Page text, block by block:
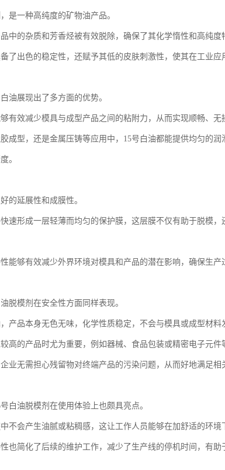
是一种高纯度的矿物油产品。
中的杂质和芳香烃被有效脱除，确保了其化学惰性和高纯度
了出色的稳定性，还赋予其低的皮肤刺激性，使其在工业应
油展现出了多方面的优势。
有效减少模具与成型产品之间的粘附力，从而实现顺畅、无
成型，还是金属压铸等应用中，15号白油都能提供均匀的
。
的延展性和成膜性。
速形成一层轻薄而均匀的保护膜，这层膜不仅有助于脱模
能够有效减少外界环境对模具和产品的潜在影响，确保生产
脱模剂在安全性方面同样表现。
产品本身无色无味，化学性质稳定，不会与模具或成型材料
高的产品时尤为重要，例如器械、食品包装或精密电子元件
业无需担心残留物对终端产品的污染问题，从而好地满足相
白油脱模剂在使用体验上也颇具亮点。
不会产生油腻或粘稠感，这让工作人员能够在加舒适的环境
也简化了后续的维护工作，减少了生产线的停机时间，有助